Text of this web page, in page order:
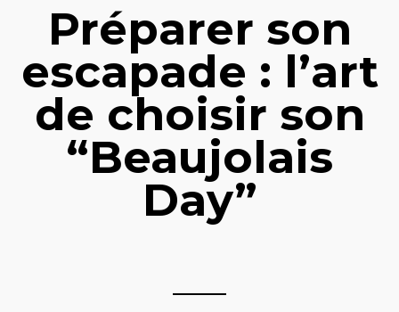
Préparer son
escapade : l’art
de choisir son
“Beaujolais
Day”